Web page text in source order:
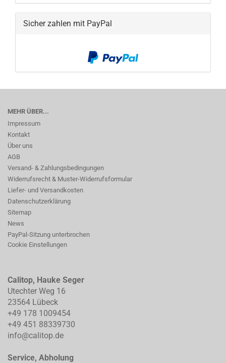
Sicher zahlen mit PayPal
MEHR ÜBER...
Impressum
Kontakt
Über uns
AGB
Versand- & Zahlungsbedingungen
Widerrufsrecht & Muster-Widerrufsformular
Liefer- und Versandkosten
Datenschutzerklärung
Sitemap
News
PayPal-Sitzung unterbrochen
Cookie Einstellungen
Calitop, Hauke Seger
Utechter Weg 16
23564 Lübeck
+49 178 1009454
+49 451 88339730
info@calitop.de
Service, Abholung